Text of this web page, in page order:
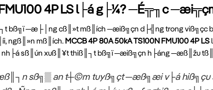
FMU100 4P LS l├á g├¼? ─É╦╖c
bß╗ï ─æ├│ng cß║»t mß║ích ─æiß╗çn d├╣ng trong viß╗çc
ngß║»n mß║ích. MCCB 4P 80A 50kA TS100N FMU100 4P LS
nh├á sß║ún xuß║¥t thiß║┐t bß╗ï ─æiß╗çn h├áng ─æß║žu
sß╗▒ an t┼©m tuyß╗çt ─æß╗æi v├á